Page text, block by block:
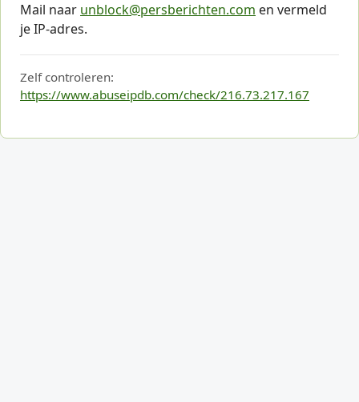
Mail naar unblock@persberichten.com en vermeld
je IP-adres.
Zelf controleren:
https://www.abuseipdb.com/check/216.73.217.167